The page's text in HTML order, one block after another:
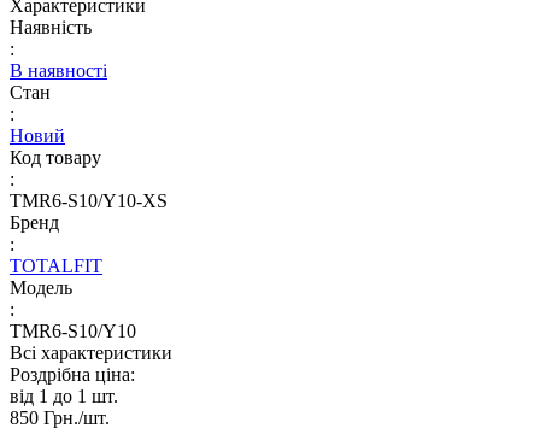
Характеристики
Наявність
:
В наявності
Стан
:
Новий
Код товару
:
TMR6-S10/Y10-XS
Бренд
:
TOTALFIT
Модель
:
TMR6-S10/Y10
Всі характеристики
Роздрібна ціна:
від 1 до 1 шт.
850 Грн./шт.